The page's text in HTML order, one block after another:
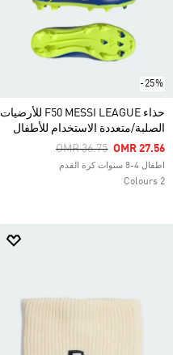
-25%
حذاء F50 MESSI LEAGUE للأرضيات
الصلبة/متعددة الاستخدام للأطفال
Price Reduced From
OMR 36.75ToOMR 27.56
اطفال 4-8 سنوات كرة القدم
2 Colours